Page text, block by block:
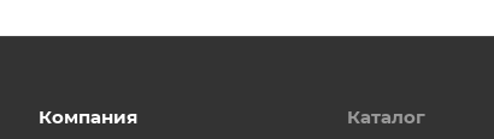
Компания Каталог